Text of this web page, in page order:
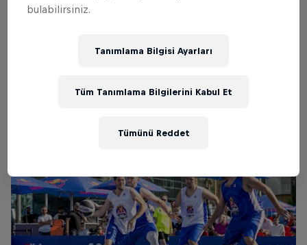
bulabilirsiniz.
Tanımlama Bilgisi Ayarları
Tümünü Reddet
Tüm Tanımlama Bilgilerini Kabul Et